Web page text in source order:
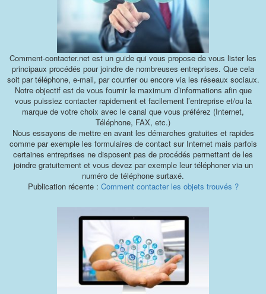
Comment-contacter.net est un guide qui vous propose de vous lister les
principaux procédés pour joindre de nombreuses entreprises. Que cela
soit par téléphone, e-mail, par courrier ou encore via les réseaux sociaux.
Notre objectif est de vous fournir le maximum d’informations afin que
vous puissiez contacter rapidement et facilement l’entreprise et/ou la
marque de votre choix avec le canal que vous préférez (Internet,
Téléphone, FAX, etc.)
Nous essayons de mettre en avant les démarches gratuites et rapides
comme par exemple les formulaires de contact sur Internet mais parfois
certaines entreprises ne disposent pas de procédés permettant de les
joindre gratuitement et vous devez par exemple leur téléphoner via un
numéro de téléphone surtaxé.
Publication récente : Comment contacter les objets trouvés ?